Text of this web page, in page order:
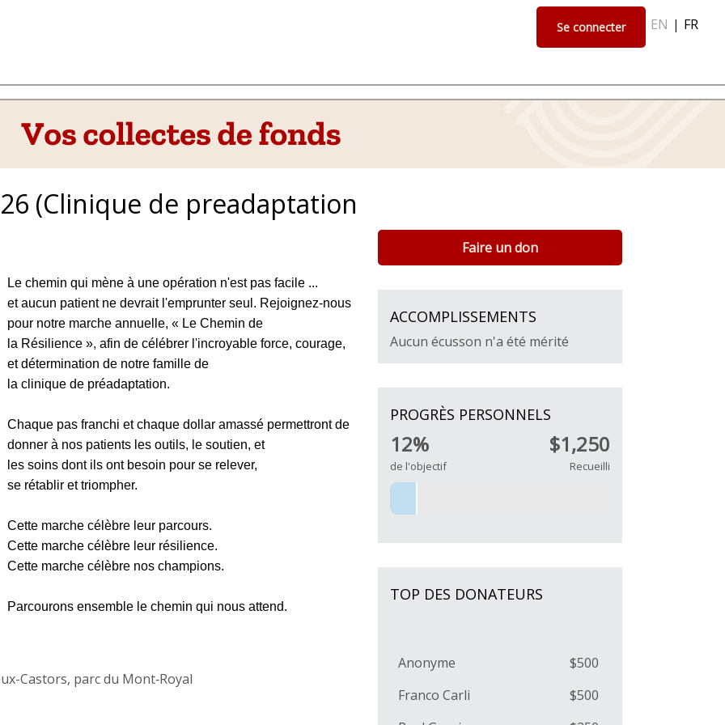
Se connecter EN | FR
(Clinique de preadaptation
Le chemin qui mène à une opération n'est pas facile ...
et aucun patient ne devrait l'emprunter seul. Rejoignez-nous
pour notre marche annuelle, « Le Chemin de
la Résilience », afin de célébrer l'incroyable force, courage,
et détermination de notre famille de
la clinique de préadaptation.
Chaque pas franchi et chaque dollar amassé permettront de
donner à nos patients les outils, le soutien, et
les soins dont ils ont besoin pour se relever,
se rétablir et triompher.
Cette marche célèbre leur parcours.
Cette marche célèbre leur résilience.
Cette marche célèbre nos champions.
Parcourons ensemble le chemin qui nous attend.
Castors, parc du Mont‑Royal
Faire un don
ACCOMPLISSEMENTS
Aucun écusson n'a été mérité
PROGRÈS PERSONNELS
12%
de l'objectif
$1,250
Recueilli
TOP DES DONATEURS
Anonyme
$500
Franco Carli
$500
Paul Grenier
$250